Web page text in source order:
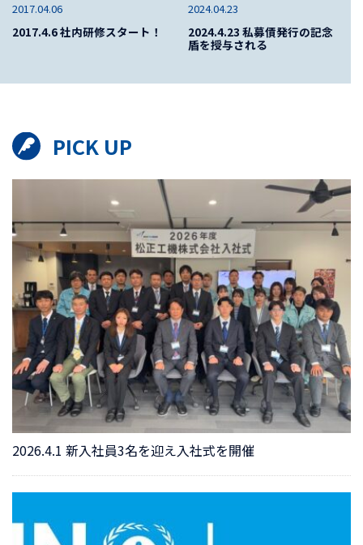
2017.04.06
2017.4.6 社内研修スタート！
2024.04.23
2024.4.23 私募債発行の記念
盾を授与される
PICK UP
2026.4.1 新入社員3名を迎え入社式を開催